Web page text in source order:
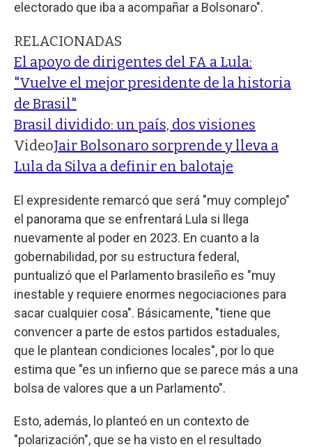
electorado que iba a acompañar a Bolsonaro".
RELACIONADAS
El apoyo de dirigentes del FA a Lula:
"Vuelve el mejor presidente de la historia
de Brasil"
Brasil dividido: un país, dos visiones
VideoJair Bolsonaro sorprende y lleva a
Lula da Silva a definir en balotaje
El expresidente remarcó que será "muy complejo"
el panorama que se enfrentará Lula si llega
nuevamente al poder en 2023. En cuanto a la
gobernabilidad, por su estructura federal,
puntualizó que el Parlamento brasileño es "muy
inestable y requiere enormes negociaciones para
sacar cualquier cosa". Básicamente, "tiene que
convencer a parte de estos partidos estaduales,
que le plantean condiciones locales", por lo que
estima que "es un infierno que se parece más a una
bolsa de valores que a un Parlamento".
Esto, además, lo planteó en un contexto de
"polarización", que se ha visto en el resultado